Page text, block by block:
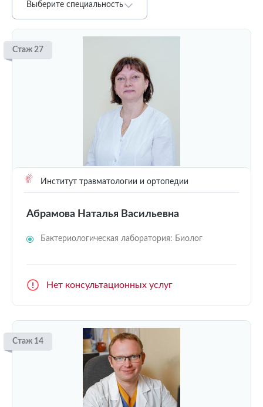
Выберите специальность
Стаж 27
Институт травматологии и ортопедии
Абрамова Наталья Васильевна
Бактериологическая лаборатория: Биолог
Нет консультационных услуг
Стаж 14